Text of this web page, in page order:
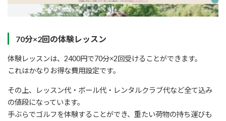
70分×2回の体験レッスン
体験レッスンは、2400円で70分×2回受けることができます。
これはかなりお得な費用設定です。
その上、レッスン代・ボール代・レンタルクラブ代など全て込み
の値段になっています。
手ぶらでゴルフを体験することができ、重たい荷物の持ち運びも